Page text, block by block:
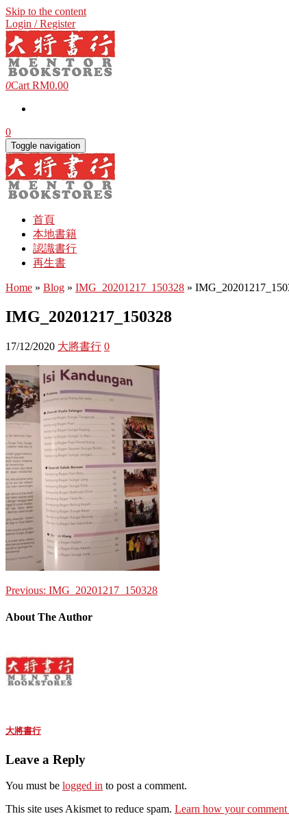
Skip to the content
Login / Register
0Cart RM0.00
0
Toggle navigation
首頁
本地書籍
認識書行
再生書
Home » Blog » IMG_20201217_150328 »
IMG_20201217_150328
17/12/2020 大將書行 0
Previous: IMG_20201217_150328
About The Author
大將書行
Leave a Reply
You must be logged in to post a comment.
This site uses Akismet to reduce spam. Learn how your comment